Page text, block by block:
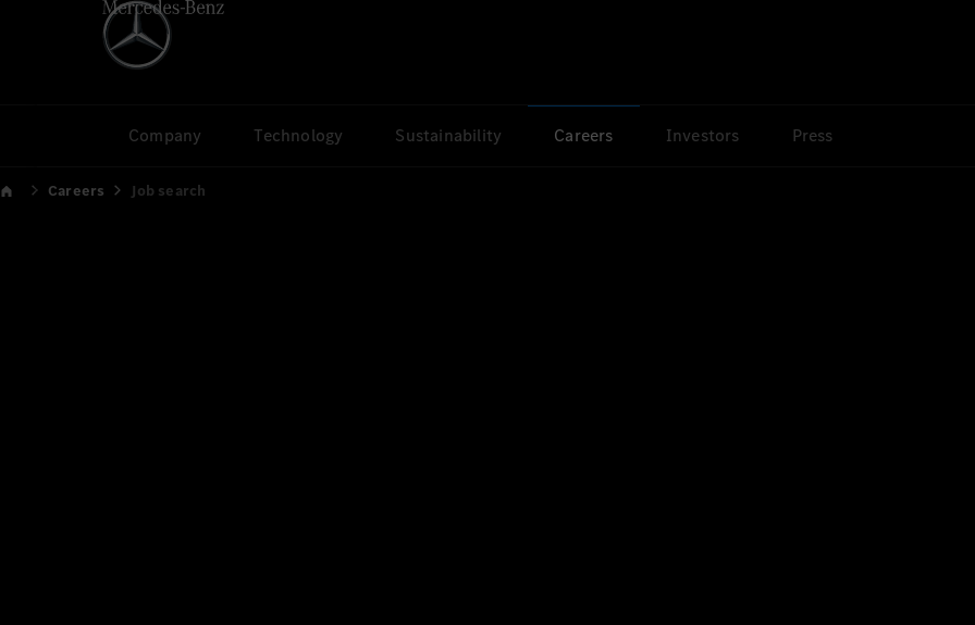
Company Technology Sustainability Careers Investors Press
Careers Job search